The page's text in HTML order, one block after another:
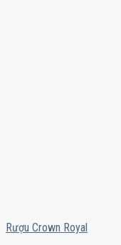
Rượu Crown Royal